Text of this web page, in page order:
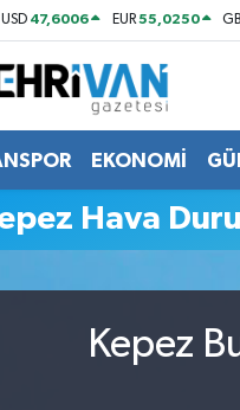
USD 47,6006 EUR55,0250
EKONOMİ
Hava
Kepez
ve Fikstür